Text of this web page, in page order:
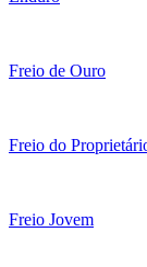
Freio de Ouro
Freio do
Freio Jovem